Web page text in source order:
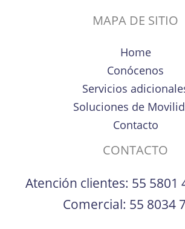
MAPA DE SITIO
Home
Conócenos
Servicios
Soluciones de
Contacto
CONTACTO
Atención clientes: 55 5801
Comercial: 55 8034